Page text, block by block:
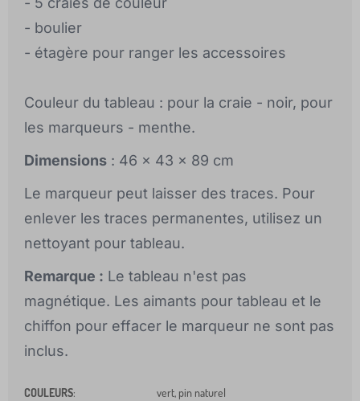
- boulier
- étagère pour ranger les accessoires
Couleur du tableau : pour la craie - noir, pour
les marqueurs - menthe.
Dimensions : 46 x 43 x 89 cm
Le marqueur peut laisser des traces. Pour
enlever les traces permanentes, utilisez un
nettoyant pour tableau.
Remarque : Le tableau n'est pas
magnétique. Les aimants pour tableau et le
chiffon pour effacer le marqueur ne sont pas
inclus.
COULEURS: vert, pin naturel